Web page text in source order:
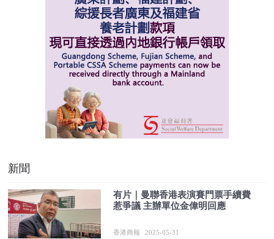
新聞
有片｜曼聯香港表演賽門票手續費
惹爭議 主辦單位金偉明回應
香港商報 2025-05-31